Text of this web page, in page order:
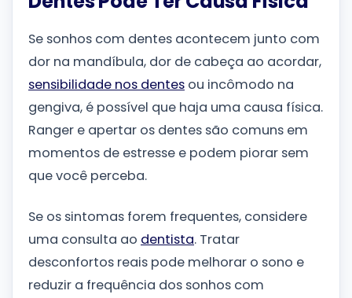
Se sonhos com dentes acontecem junto com
dor na mandíbula, dor de cabeça ao acordar,
sensibilidade nos dentes ou incômodo na
gengiva, é possível que haja uma causa física.
Ranger e apertar os dentes são comuns em
momentos de estresse e podem piorar sem
que você perceba.
Se os sintomas forem frequentes, considere
uma consulta ao dentista. Tratar
desconfortos reais pode melhorar o sono e
reduzir a frequência dos sonhos com